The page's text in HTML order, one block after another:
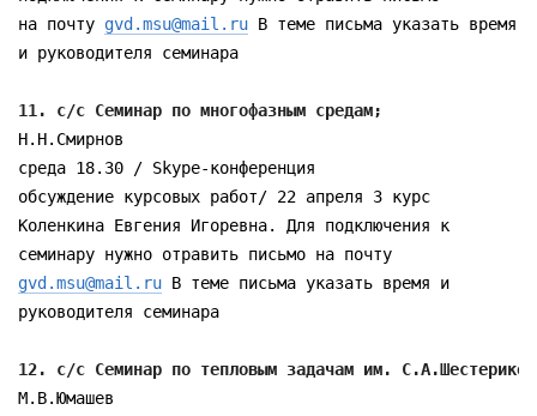
на почту gvd.msu@mail.ru В теме письма указать время
и руководителя семинара
11. с/с Семинар по многофазным средам;
Н.Н.Смирнов
среда 18.30 / Skype-конференция
обсуждение курсовых работ/ 22 апреля 3 курс
Коленкина Евгения Игоревна. Для подключения к
gvd.msu@mail.ru В теме письма указать время и
руководителя семинара
12. с/с Семинар по тепловым задачам им.
М.В.Юмашев